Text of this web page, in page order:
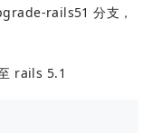
rails51 分支，
rails 5.1